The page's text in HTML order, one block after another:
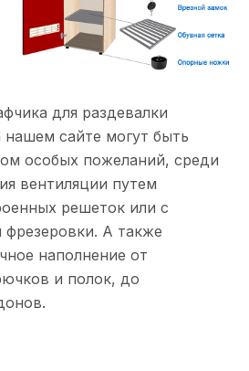
для раздевалки
сайте могут быть
особых пожеланий, среди
вентиляции путем
решеток или с
А также
наполнение от
и полок, до